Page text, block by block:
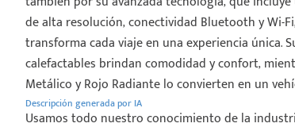
de alta resolución, conectividad Bluetooth y Wi-
transforma cada viaje en una experiencia
calefactables brindan comodidad y confort,
Metálico y Rojo Radiante lo convierten en un
Descripción generada por IA
Usamos todo nuestro conocimiento de la